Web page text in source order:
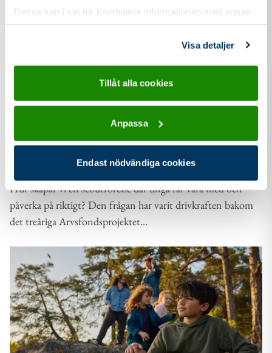
Dessa kan i sin tur kombinera informationen med annan
information som du har tillhandahållit eller som de har
Visa detaljer
Tillåt alla cookies
Anpassa
Endast nödvändiga cookies
2026
Hur skapar vi en scoutrörelse där unga får vara med och
påverka på riktigt? Den frågan har varit drivkraften bakom
det treåriga Arvsfondsprojektet...